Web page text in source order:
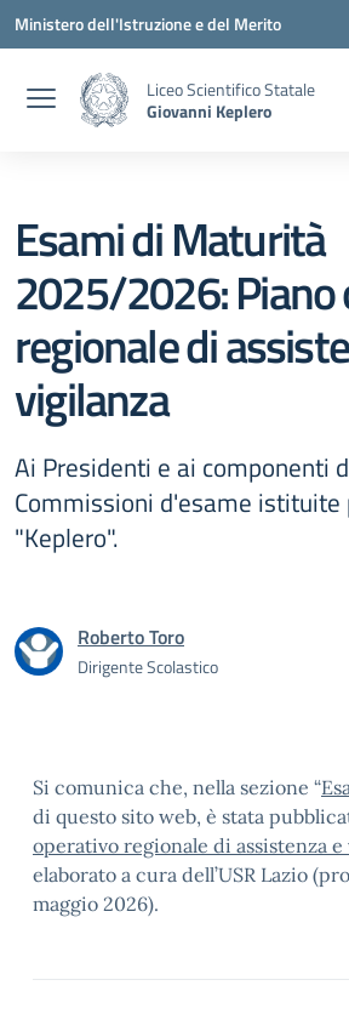
Vai ai contenuti
Vai al menu di navigazione
Vai al footer
Ministero dell'Istruzione e del Merito
Liceo Scientifico Statale
Giovanni Keplero
Esami di Maturità
2025/2026:
regionale di
vigilanza
Ai Presidenti e ai componenti
Commissioni d'esame istituite
"Keplero".
Roberto Toro
Dirigente Scolastico
Si comunica che, nella sezione “
di questo sito web, è stata
operativo regionale di assistenza e
elaborato a cura dell’USR Lazio
maggio 2026).